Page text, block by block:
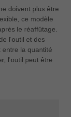
doivent plus être
ce modèle
le réaffûtage.
l'outil et des
la quantité
l'outil peut être